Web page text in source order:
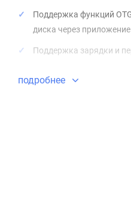
Поддержка функций
диска через
Поддержка зарядки и
подробнее